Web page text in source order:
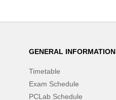
GENERAL INFORMATION
Timetable
Exam Schedule
PCLab Schedule